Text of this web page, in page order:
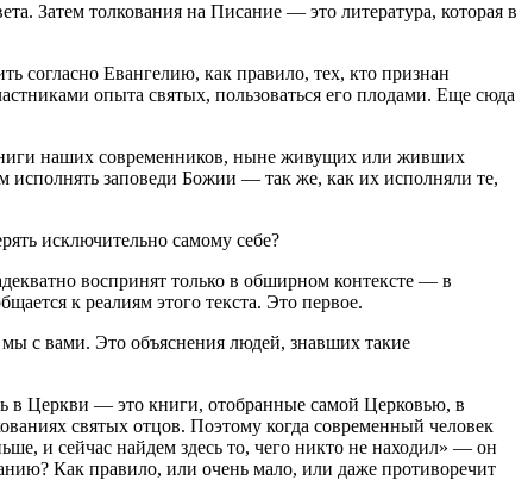
Затем толкования на Писание ― это литература, которая в
согласно Евангелию, как правило, тех, кто признан
опыта святых, пользоваться его плодами. Еще сюда
наших современников, ныне живущих или живших
исполнять заповеди Божии ― так же, как их исполняли те,
исключительно самому себе?
воспринят только в обширном контексте ― в
к реалиям этого текста. Это первое.
с вами. Это объяснения людей, знавших такие
в Церкви ― это книги, отобранные самой Церковью, в
святых отцов. Поэтому когда современный человек
и сейчас найдем здесь то, чего никто не находил» — он
Как правило, или очень мало, или даже противоречит